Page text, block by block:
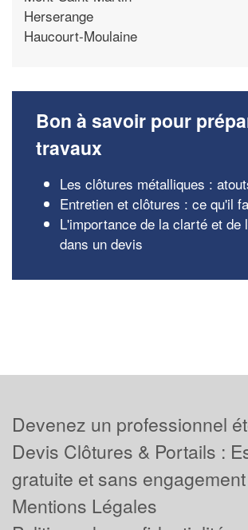
Herserange
Haucourt-Moulaine
Bon à savoir pour
travaux
Les clôtures métalliques :
Entretien et clôtures : ce qu'il
L'importance de la clarté et de
dans un devis
Devenez un professionnel
Devis Clôtures & Portails :
gratuite et sans engagement
Mentions Légales